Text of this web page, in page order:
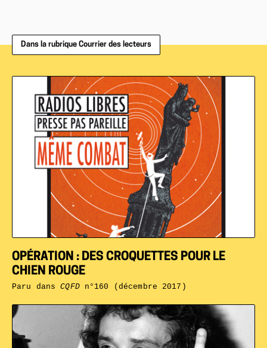
Dans la rubrique Courrier des lecteurs
OPÉRATION : DES CROQUETTES POUR LE
CHIEN ROUGE
Paru dansCQFDn°160 (décembre 2017)